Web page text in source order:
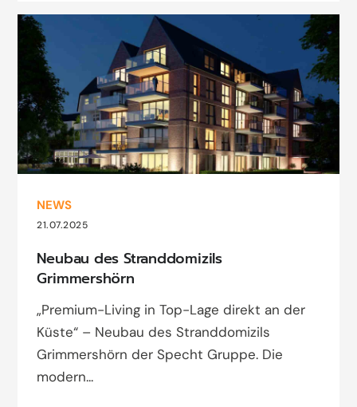
NEWS
21.07.2025
Neubau des Stranddomizils
Grimmershörn
„Premium-Living in Top-Lage direkt an der
Küste“ – Neubau des Stranddomizils
Grimmershörn der Specht Gruppe. Die
modern...